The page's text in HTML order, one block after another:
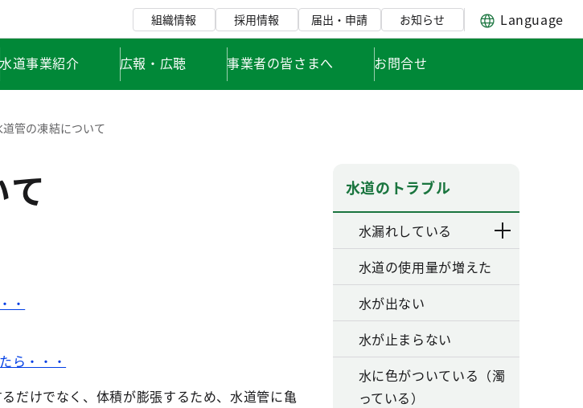
組織情報 採用情報 届出・申請 お知らせ Language
水道事業紹介 広報・広聴 事業者の皆さまへ お問合せ
道管の凍結について
・
ら・・・
だけでなく、体積が膨張するため、水道管に亀
水道のトラブル
水漏れしている
水道の使用量が増えた
水が出ない
水が止まらない
水に色がついている（濁
っている）